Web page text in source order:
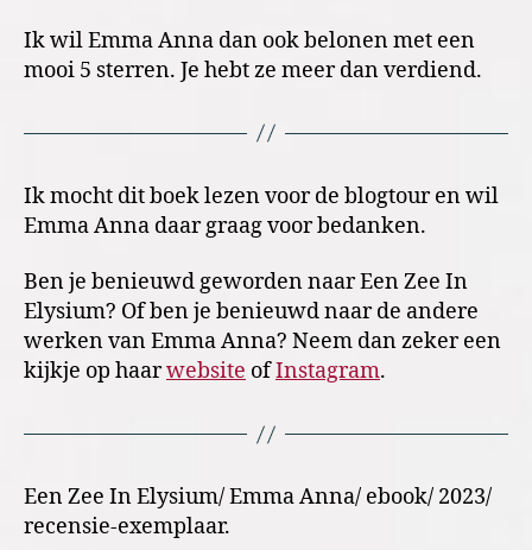
Ik wil Emma Anna dan ook belonen met een
mooi 5 sterren. Je hebt ze meer dan verdiend.
Ik mocht dit boek lezen voor de blogtour en wil
Emma Anna daar graag voor bedanken.
Ben je benieuwd geworden naar Een Zee In
Elysium? Of ben je benieuwd naar de andere
werken van Emma Anna? Neem dan zeker een
kijkje op haarwebsite ofInstagram.
Een Zee In Elysium/ Emma Anna/ ebook/ 2023/
recensie-exemplaar.